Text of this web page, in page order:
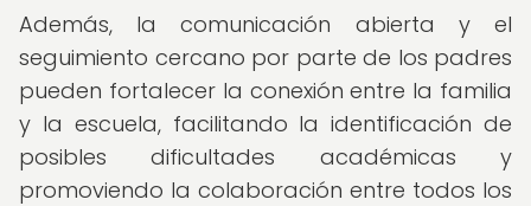
Además, la comunicación abierta y el
seguimiento cercano por parte de los padres
pueden fortalecer la conexión entre la familia
y la escuela, facilitando la identificación de
posibles dificultades académicas y
promoviendo la colaboración entre todos los